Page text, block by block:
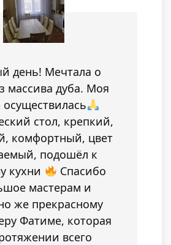
день! Мечтала о
массива дуба. Моя
осуществилась
стол, крепкий,
комфортный, цвет
подошёл к
кухни
Спасибо
мастерам и
же прекрасному
Фатиме, которая
всего